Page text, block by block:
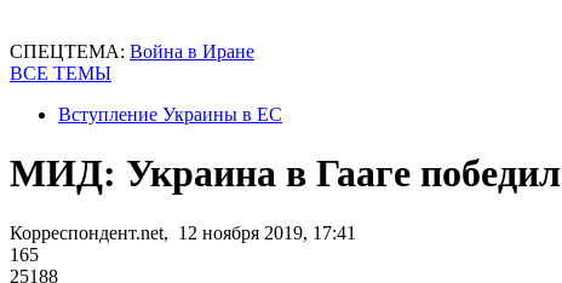
СПЕЦТЕМА: Война в Иране
ВСЕ ТЕМЫ
Вступление Украины в ЕС
МИД: Украина в Гааге
Корреспондент.net, 12 ноября 2019, 17:41
165
25188